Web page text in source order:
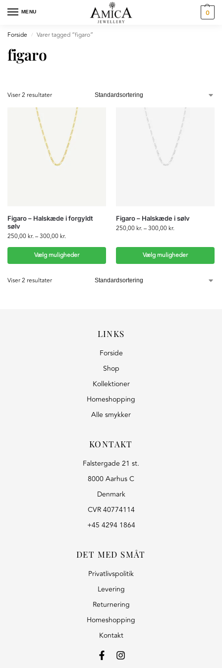
MENU 0
Forside / Varer tagged “figaro”
figaro
Viser 2 resultater
Figaro – Halskæde i forgyldt
sølv
250,00kr.–300,00kr.
Vælg muligheder
Figaro – Halskæde i sølv
250,00kr.–300,00kr.
Vælg muligheder
Viser 2 resultater
LINKS
Forside
Shop
Kollektioner
Homeshopping
Alle smykker
KONTAKT
Falstergade 21 st.
8000 Aarhus C
Denmark
CVR 40774114
+45 4294 1864
DET MED SMÅT
Privatlivspolitik
Levering
Returnering
Homeshopping
Kontakt